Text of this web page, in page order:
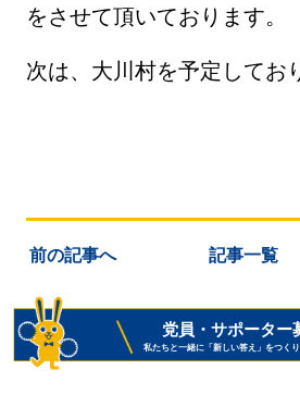
をさせて頂いております。
次は、大川村を予定してお
前の記事へ 記事一覧
党員・サポーター
私たちと一緒に「新しい答え」をつく